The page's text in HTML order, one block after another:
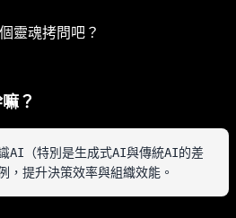
靈魂拷問吧？
？
AI（特別是生成式AI與傳統AI的差
，提升決策效率與組織效能。